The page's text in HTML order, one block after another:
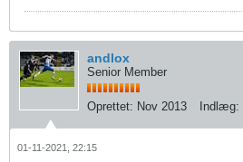
andlox
Senior Member
Oprettet: Nov 2013 Indlæg:
01-11-2021, 22:15